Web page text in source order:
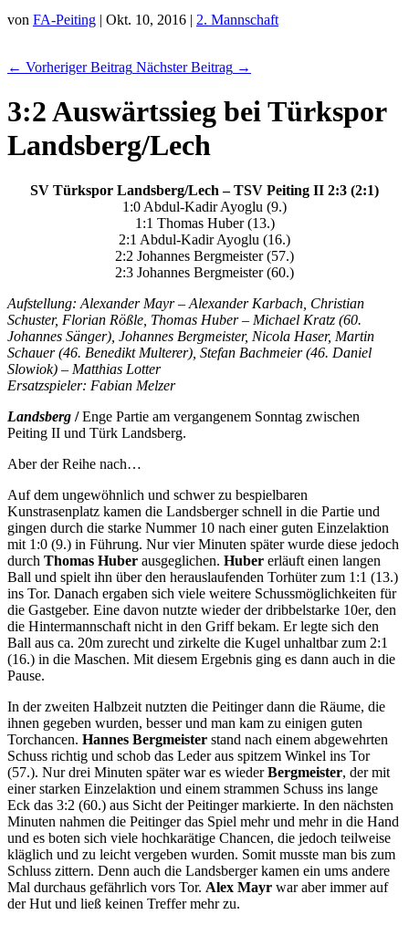
von FA-Peiting | Okt. 10, 2016 | 2. Mannschaft
← Vorheriger Beitrag Nächster Beitrag →
3:2 Auswärtssieg bei Türkspor
Landsberg/Lech
SV Türkspor Landsberg/Lech – TSV Peiting II 2:3 (2:1)
1:0 Abdul-Kadir Ayoglu (9.)
1:1 Thomas Huber (13.)
2:1 Abdul-Kadir Ayoglu (16.)
2:2 Johannes Bergmeister (57.)
2:3 Johannes Bergmeister (60.)
Aufstellung: Alexander Mayr – Alexander Karbach, Christian
Schuster, Florian Rößle, Thomas Huber – Michael Kratz (60.
Johannes Sänger), Johannes Bergmeister, Nicola Haser, Martin
Schauer (46. Benedikt Multerer), Stefan Bachmeier (46. Daniel
Slowiok) – Matthias Lotter
Ersatzspieler: Fabian Melzer
Landsberg /Enge Partie am vergangenem Sonntag zwischen
Peiting II und Türk Landsberg.
Aber der Reihe nach…
Auf dem ungewöhnlich und schwer zu bespielbaren
Kunstrasenplatz kamen die Landsberger schnell in die Partie und
gingen durch die starke Nummer 10 nach einer guten Einzelaktion
mit 1:0 (9.) in Führung. Nur vier Minuten später wurde diese jedoch
durch Thomas Huber ausgeglichen. Huber erläuft einen langen
Ball und spielt ihn über den herauslaufenden Torhüter zum 1:1 (13.)
ins Tor. Danach ergaben sich viele weitere Schussmöglichkeiten für
die Gastgeber. Eine davon nutzte wieder der dribbelstarke 10er, den
die Hintermannschaft nicht in den Griff bekam. Er legte sich den
Ball aus ca. 20m zurecht und zirkelte die Kugel unhaltbar zum 2:1
(16.) in die Maschen. Mit diesem Ergebnis ging es dann auch in die
Pause.
In der zweiten Halbzeit nutzten die Peitinger dann die Räume, die
ihnen gegeben wurden, besser und man kam zu einigen guten
Torchancen. Hannes Bergmeister stand nach einem abgewehrten
Schuss richtig und schob das Leder aus spitzem Winkel ins Tor
(57.). Nur drei Minuten später war es wiederBergmeister, der mit
einer starken Einzelaktion und einem strammen Schuss ins lange
Eck das 3:2 (60.) aus Sicht der Peitinger markierte. In den nächsten
Minuten nahmen die Peitinger das Spiel mehr und mehr in die Hand
und es boten sich viele hochkarätige Chancen, die jedoch teilweise
kläglich und zu leicht vergeben wurden. Somit musste man bis zum
Schluss zittern. Denn auch die Landsberger kamen ein ums andere
Mal durchaus gefährlich vors Tor. Alex Mayr war aber immer auf
der Hut und ließ keinen Treffer mehr zu.